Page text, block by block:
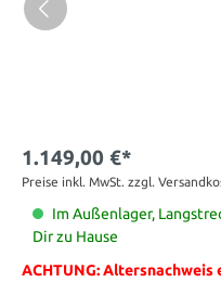
1.149,00 €*
Preise inkl. MwSt. zzgl.
Im Außenlager,
Dir zu Hause
ACHTUNG: